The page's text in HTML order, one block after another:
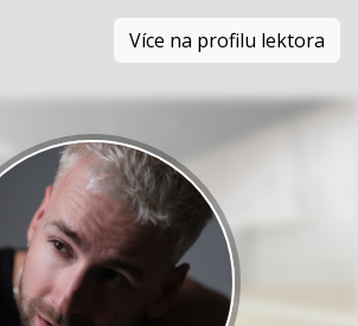
Více na profilu lektora